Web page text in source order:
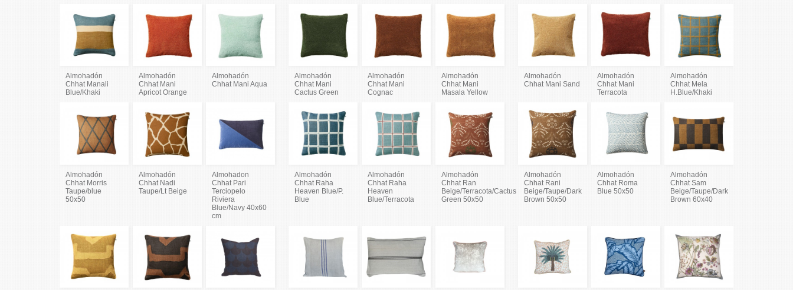
Almohadón
Chhat Manali
Blue/Khaki
Almohadón
Chhat Mani
Apricot Orange
Almohadón
Chhat Mani Aqua
Almohadón
Chhat Mani
Cactus Green
Almohadón
Chhat Mani
Cognac
Almohadón
Chhat Mani
Masala Yellow
Almohadón
Chhat Mani Sand
Almohadón
Chhat Mani
Terracota
Almohadón
Chhat Mela
H.Blue/Khaki
Almohadón
Chhat Morris
Taupe/blue
50x50
Almohadón
Chhat Nadi
Taupe/Lt Beige
Almohadon
Chhat Pari
Terciopelo
Riviera
Blue/Navy 40x60
cm
Almohadón
Chhat Raha
Heaven Blue/P.
Blue
Almohadón
Chhat Raha
Heaven
Blue/Terracota
Almohadón
Chhat Ran
Beige/Terracota/Cactus
Green 50x50
Almohadón
Chhat Rani
Beige/Taupe/Dark
Brown 50x50
Almohadón
Chhat Roma
Blue 50x50
Almohadón
Chhat Sam
Beige/Taupe/Dark
Brown 60x40